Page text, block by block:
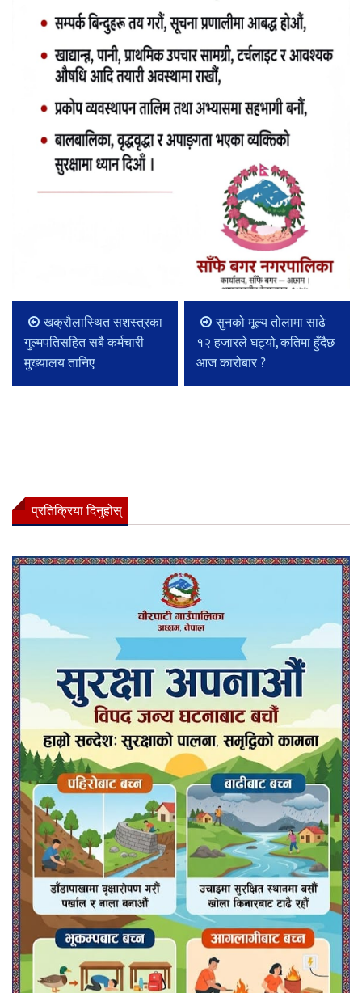
खक्रौलास्थित सशस्त्रका
गुल्मपतिसहित सबै कर्मचारी
मुख्यालय तानिए
सुनको मूल्य तोलामा साढे
१२ हजारले घट्यो, कतिमा हुँदैछ
आज कारोबार ?
प्रतिक्रिया दिनुहोस्